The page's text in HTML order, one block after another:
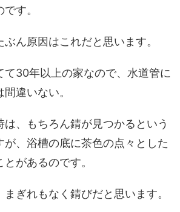
す。
ん原因はこれだと思います。
て30年以上の家なので、水道管に
違いない。
、もちろん錆が見つかるという
が、浴槽の底に茶色の点々とした
があるのです。
ぎれもなく錆びだと思います。